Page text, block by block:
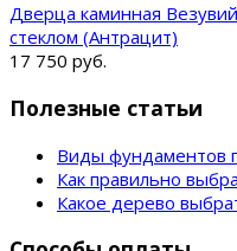
Дверца каминная
стеклом (Антрацит)
17 750 руб.
Полезные статьи
Виды фундаментов
Как правильно
Какое дерево